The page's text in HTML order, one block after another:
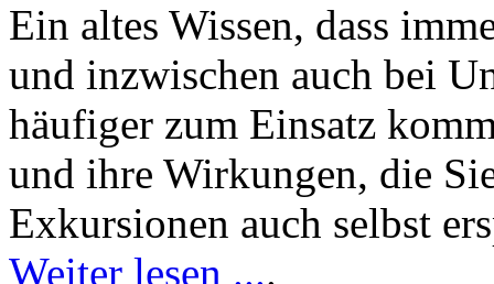
Ein altes Wissen, dass
und inzwischen auch bei
häufiger zum Einsatz
und ihre Wirkungen, die
Exkursionen auch selbst
Weiter lesen ....